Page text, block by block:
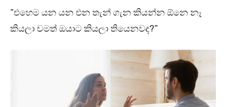
“එහෙම යන යන එන තැන් ගැන කියන්න ඕනෙ නෑ
කියලා චමත් ඔයාට කියලා තියෙනවද?”